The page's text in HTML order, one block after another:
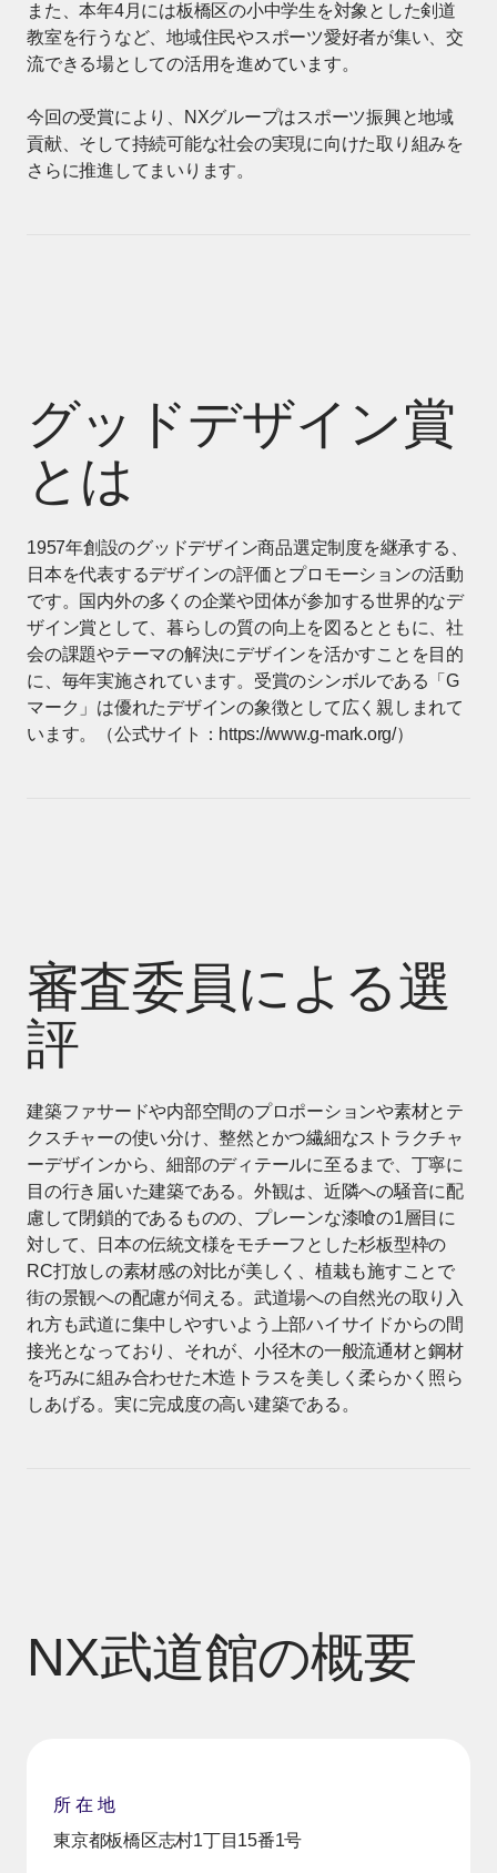
また、本年4月には板橋区の小中学生を対象とした剣道
教室を行うなど、地域住民やスポーツ愛好者が集い、交
流できる場としての活用を進めています。
今回の受賞により、NXグループはスポーツ振興と地域
貢献、そして持続可能な社会の実現に向けた取り組みを
さらに推進してまいります。
グッドデザイン賞
とは
1957年創設のグッドデザイン商品選定制度を継承する、
日本を代表するデザインの評価とプロモーションの活動
です。国内外の多くの企業や団体が参加する世界的なデ
ザイン賞として、暮らしの質の向上を図るとともに、社
会の課題やテーマの解決にデザインを活かすことを目的
に、毎年実施されています。受賞のシンボルである「G
マーク」は優れたデザインの象徴として広く親しまれて
います。（公式サイト：https://www.g-mark.org/）
審査委員による選
評
建築ファサードや内部空間のプロポーションや素材とテ
クスチャーの使い分け、整然とかつ繊細なストラクチャ
ーデザインから、細部のディテールに至るまで、丁寧に
目の行き届いた建築である。外観は、近隣への騒音に配
慮して閉鎖的であるものの、プレーンな漆喰の1層目に
対して、日本の伝統文様をモチーフとした杉板型枠の
RC打放しの素材感の対比が美しく、植栽も施すことで
街の景観への配慮が伺える。武道場への自然光の取り入
れ方も武道に集中しやすいよう上部ハイサイドからの間
接光となっており、それが、小径木の一般流通材と鋼材
を巧みに組み合わせた木造トラスを美しく柔らかく照ら
しあげる。実に完成度の高い建築である。
NX武道館の概要
所 在 地
東京都板橋区志村1丁目15番1号